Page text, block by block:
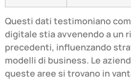
Questi dati testimoniano
digitale stia avvenendo a un
precedenti, influenzando
modelli di business. Le
queste aree si trovano in